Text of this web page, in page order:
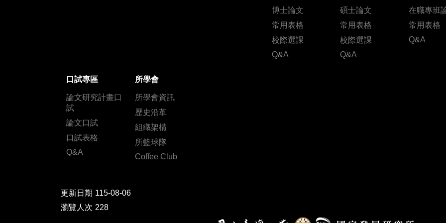
博士論文
常用表格
校際選課
Q&A
碩士論文
常用表格
校際選課
Q&A
在職專班
常用表格
Q&A
口試專區
論文研究計畫口
試
論文口試
口試表格
Q&A
所學會
所學會資訊
歷史沿革
組織架構
所籃球隊
Coffee Club
更新日期 115-08-06
瀏覽人次 228